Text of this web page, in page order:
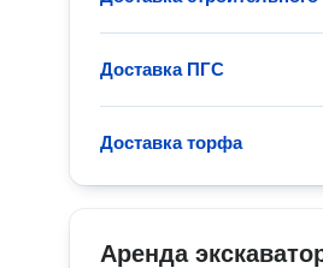
Доставка ПГС
Доставка торфа
Аренда